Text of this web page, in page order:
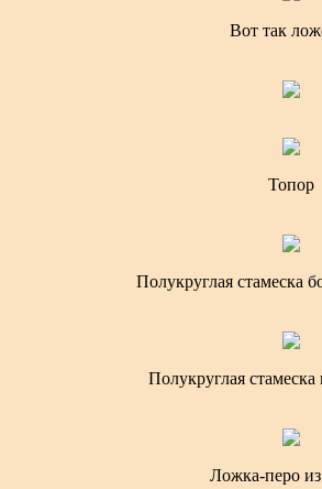
Вот так
Топор
Полукруглая стамеска
Полукруглая
Ложка-перо